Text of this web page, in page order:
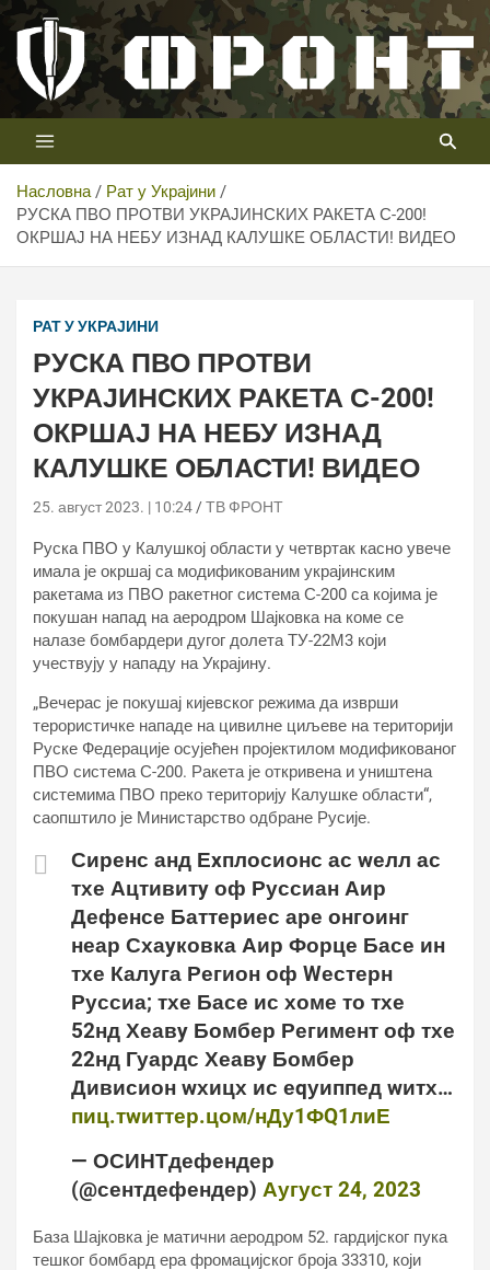
Скип
цонтент
Телевизија ФРОНТ
Први војни канал у Србији
Насловна
Рат у Украјини
РУСКА ПВО ПРОТВИ УКРАЈИНСКИХ РАКЕТА С-200!
ОКРШАЈ НА НЕБУ ИЗНАД КАЛУШКЕ ОБЛАСТИ! ВИДЕО
РАТ У УКРАЈИНИ
РУСКА ПВО ПРОТВИ
УКРАЈИНСКИХ РАКЕТА С-200!
ОКРШАЈ НА НЕБУ ИЗНАД
КАЛУШКЕ ОБЛАСТИ! ВИДЕО
25. август 2023. | 10:24 ТВ ФРОНТ
Руска ПВО у Калушкој области у четвртак касно увече
имала је окршај са модификованим украјинским
ракетама из ПВО ракетног система С-200 са којима је
покушан напад на аеродром Шајковка на коме се
налазе бомбардери дугог долета ТУ-22М3 који
учествују у нападу на Украјину.
„Вечерас је покушај кијевског режима да изврши
терористичке нападе на цивилне циљеве на територији
Руске Федерације осујећен пројектилом модификованог
ПВО система С-200. Ракета је откривена и уништена
системима ПВО преко територију Калушке области“,
саопштило је Министарство одбране Русије.
Сиренс анд Еxплосионс ас wелл ас
тхе Ацтивитy оф Руссиан Аир
Дефенсе Баттериес аре онгоинг
неар Схаyковка Аир Форце Басе ин
тхе Калуга Регион оф Wестерн
Руссиа; тхе Басе ис хоме то тхе
52нд Хеавy Бомбер Регимент оф тхе
22нд Гуардс Хеавy Бомбер
Дивисион wхицх ис еqуиппед wитх…
пиц.тwиттер.цом/нДу1ФQ1лиЕ
— ОСИНТдефендер
(@сентдефендер) Аугуст 24, 2023
База Шајковка је матични аеродром 52. гардијског пука
тешког бомбард ера фромацијског броја 33310, који